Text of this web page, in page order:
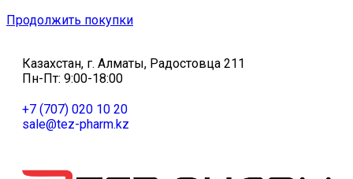
Продолжить покупки
Казахстан, г. Алматы, Радостовца 211
Пн-Пт: 9:00-18:00
+7 (707) 020 10 20
sale@tez-pharm.kz